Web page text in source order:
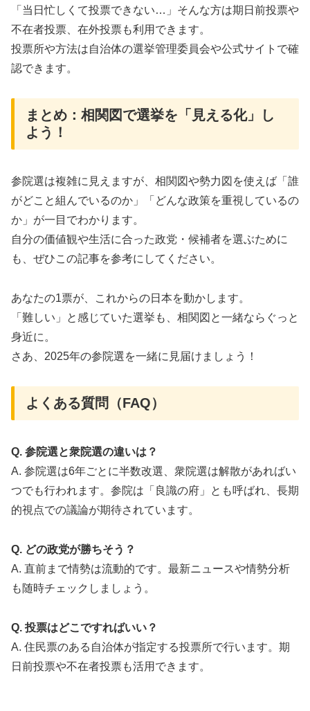
「当日忙しくて投票できない…」そんな方は期日前投票や
不在者投票、在外投票も利用できます。
投票所や方法は自治体の選挙管理委員会や公式サイトで確
認できます。
まとめ：相関図で選挙を「見える化」し
よう！
参院選は複雑に見えますが、相関図や勢力図を使えば「誰
がどこと組んでいるのか」「どんな政策を重視しているの
か」が一目でわかります。
自分の価値観や生活に合った政党・候補者を選ぶために
も、ぜひこの記事を参考にしてください。
あなたの1票が、これからの日本を動かします。
「難しい」と感じていた選挙も、相関図と一緒ならぐっと
身近に。
さあ、2025年の参院選を一緒に見届けましょう！
よくある質問（FAQ）
Q. 参院選と衆院選の違いは？
A. 参院選は6年ごとに半数改選、衆院選は解散があればい
つでも行われます。参院は「良識の府」とも呼ばれ、長期
的視点での議論が期待されています。
Q. どの政党が勝ちそう？
A. 直前まで情勢は流動的です。最新ニュースや情勢分析
も随時チェックしましょう 。
Q. 投票はどこですればいい？
A. 住民票のある自治体が指定する投票所で行います。期
日前投票や不在者投票も活用できます。